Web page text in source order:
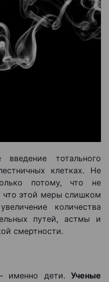
тотального
клетках. Не
потому, что не
что этой меры слишком
количества
путей, астмы и
смертности.
именно дети. Ученые